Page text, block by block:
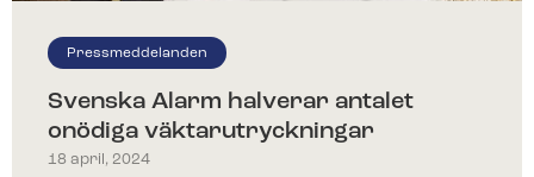
Pressmeddelanden
Svenska Alarm halverar antalet
onödiga väktarutryckningar
18 april, 2024